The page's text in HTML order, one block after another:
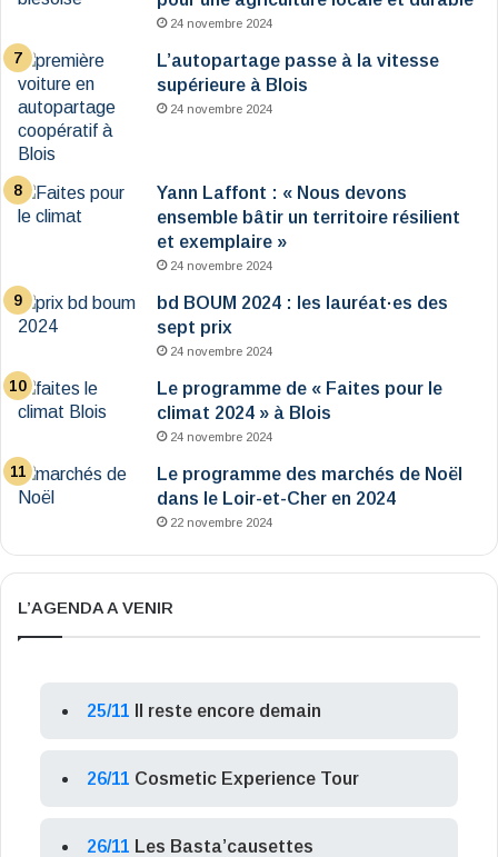
24 novembre 2024
L’autopartage passe à la vitesse
supérieure à Blois
24 novembre 2024
Yann Laffont : « Nous devons
ensemble bâtir un territoire résilient
et exemplaire »
24 novembre 2024
bd BOUM 2024 : les lauréat·es des
sept prix
24 novembre 2024
Le programme de « Faites pour le
climat 2024 » à Blois
24 novembre 2024
Le programme des marchés de Noël
dans le Loir-et-Cher en 2024
22 novembre 2024
L’AGENDA A VENIR
25/11 Il reste encore demain
26/11 Cosmetic Experience Tour
26/11 Les Basta’causettes